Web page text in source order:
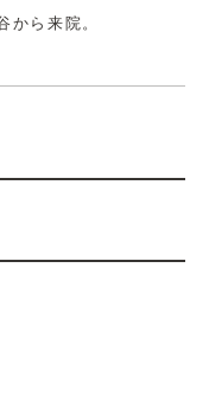
から来院。